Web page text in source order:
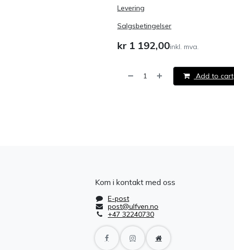
Levering
Salgsbetingelser
kr 1 192,00inkl. mva.
Add to cart
Kom i kontakt med oss
E-post
post@ulfven.no
+47 32240730